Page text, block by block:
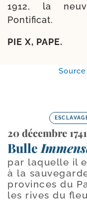
1912, la
Pontificat.
PIE X, PAPE.
20 décembre 1741
Bulle
par laquelle il
à la
provinces du
les rives du